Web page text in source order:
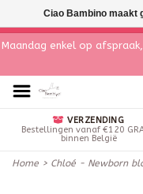
Maandag enkel op
VERZENDING
Bestellingen vanaf €120
binnen België
Home > Chloé - Newborn
Ciao Bambino maakt